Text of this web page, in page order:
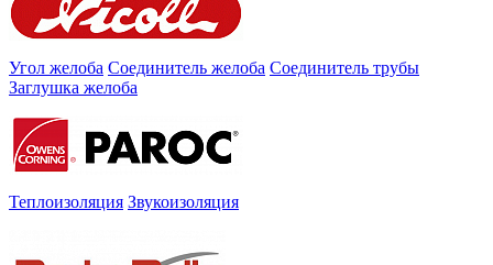
Угол желоба Соединитель желоба Соединитель трубы
Заглушка желоба
Теплоизоляция Звукоизоляция